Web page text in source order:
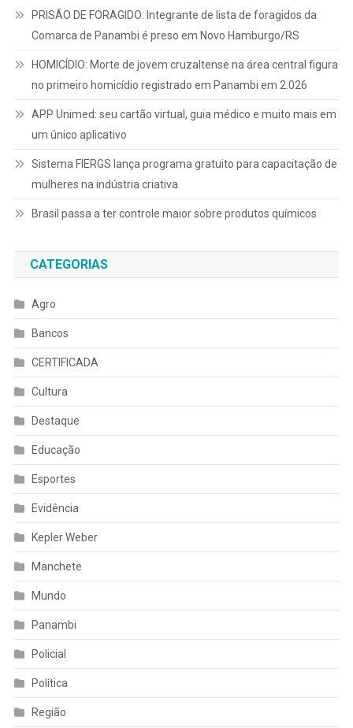
PRISÃO DE FORAGIDO: Integrante de lista de foragidos da
Comarca de Panambi é preso em Novo Hamburgo/RS
HOMICÍDIO: Morte de jovem cruzaltense na área central figura
no primeiro homicídio registrado em Panambi em 2.026
APP Unimed: seu cartão virtual, guia médico e muito mais em
um único aplicativo
Sistema FIERGS lança programa gratuito para capacitação de
mulheres na indústria criativa
Brasil passa a ter controle maior sobre produtos químicos
CATEGORIAS
Agro
Bancos
CERTIFICADA
Cultura
Destaque
Educação
Esportes
Evidência
Kepler Weber
Manchete
Mundo
Panambi
Policial
Política
Região